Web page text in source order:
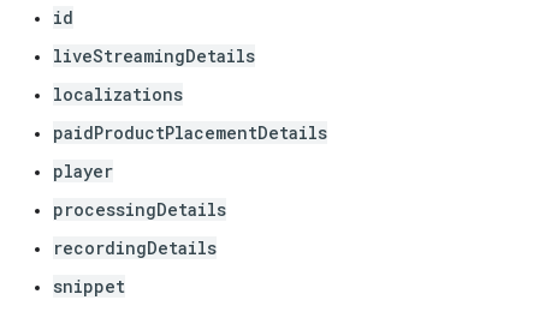
id
liveStreamingDetails
localizations
paidProductPlacementDetails
player
processingDetails
recordingDetails
snippet